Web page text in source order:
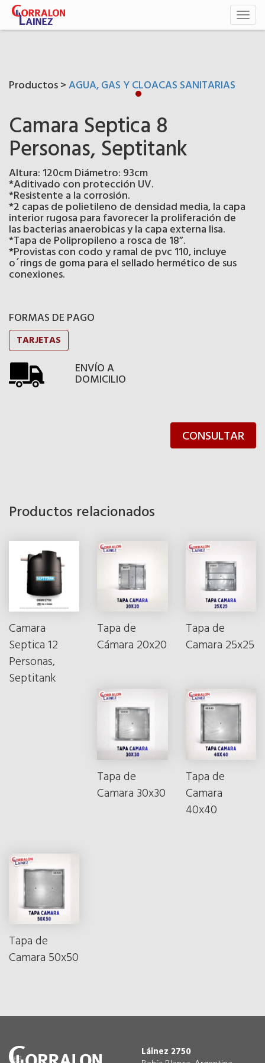
Productos >AGUA, GAS Y CLOACAS SANITARIAS
Camara Septica 8
Personas, Septitank
Altura: 120cm Diámetro: 93cm
*Aditivado con protección UV.
*Resistente a la corrosión.
*2 capas de polietileno de densidad media, la capa
interior rugosa para favorecer la proliferación de
las bacterias anaerobicas y la capa externa lisa.
*Tapa de Polipropileno a rosca de 18”.
*Provistas con codo y ramal de pvc 110, incluye
o´rings de goma para el sellado hermético de sus
conexiones.
FORMAS DE PAGO
TARJETAS
ENVÍO A
DOMICILIO
CONSULTAR
Productos relacionados
Camara
Septica 12
Personas,
Septitank
Tapa de
Cámara 20x20
Tapa de
Camara 25x25
Tapa de
Camara 30x30
Tapa de
Camara
40x40
Tapa de
Camara 50x50
Láinez 2750